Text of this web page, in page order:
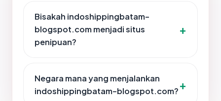
Bisakah indoshippingbatam-
blogspot.com menjadi situs
penipuan?
Negara mana yang menjalankan
indoshippingbatam-blogspot.com?